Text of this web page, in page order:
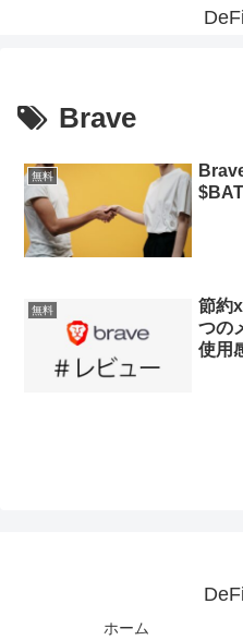
Brave
無料
無料
節約
つの
使用
ホーム